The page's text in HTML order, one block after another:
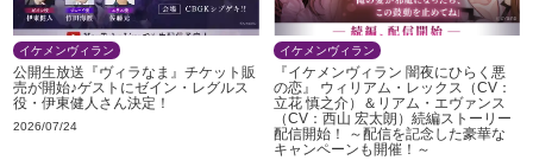
イケメンヴィラン
公開生放送『ヴィラなま』チケット販
売が開始♪ゲストにゼイン・レグルス
役・伊東健人さん決定！
2026/07/24
イケメンヴィラン
『イケメンヴィラン 闇夜にひらく悪
の恋』 ウィリアム・レックス（CV：
立花 慎之介）＆リアム・エヴァンス
（CV：西山 宏太朗）続編ストーリー
配信開始！ ～配信を記念した豪華な
キャンペーンも開催！～